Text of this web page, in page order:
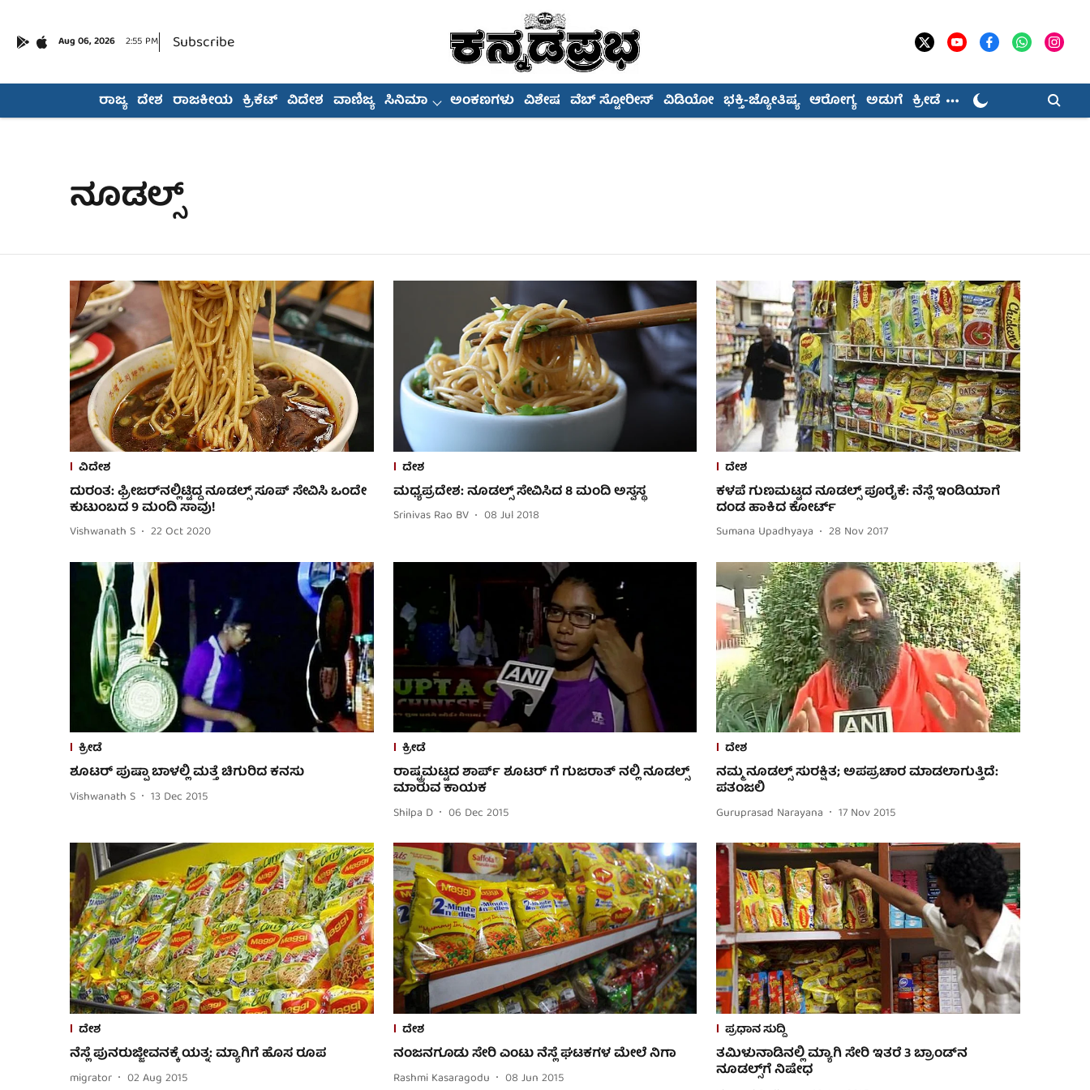
Aug 06, 2026 2:55 PM Subscribe
ರಾಜ್ಯ ದೇಶ ರಾಜಕೀಯ ಕ್ರಿಕೆಟ್ ವಿದೇಶ ವಾಣಿಜ್ಯ ಸಿನಿಮಾ ಅಂಕಣಗಳು ವಿಶೇಷ ವೆಬ್ ಸ್ಟೋರೀಸ್ ವಿಡಿಯೋ ಭಕ್ತಿ-ಜ್ಯೋತಿಷ್ಯ ಆರೋಗ್ಯ ಅಡುಗೆ ಕ್ರೀಡೆ
ನೂಡಲ್ಸ್
ವಿದೇಶ
ದುರಂತ: ಫ್ರೀಜರ್‌ನಲ್ಲಿಟ್ಟಿದ್ದ ನೂಡಲ್ಸ್ ಸೂಪ್ ಸೇವಿಸಿ ಒಂದೇ
ಕುಟುಂಬದ 9 ಮಂದಿ ಸಾವು!
Vishwanath S 22 Oct 2020
ದೇಶ
ಮಧ್ಯಪ್ರದೇಶ: ನೂಡಲ್ಸ್ ಸೇವಿಸಿದ 8 ಮಂದಿ ಅಸ್ವಸ್ಥ
Srinivas Rao BV 08 Jul 2018
ದೇಶ
ಕಳಪೆ ಗುಣಮಟ್ಟದ ನೂಡಲ್ಸ್ ಪೂರೈಕೆ: ನೆಸ್ಲೆ ಇಂಡಿಯಾಗೆ
ದಂಡ ಹಾಕಿದ ಕೋರ್ಟ್
Sumana Upadhyaya 28 Nov 2017
ಕ್ರೀಡೆ
ಶೂಟರ್ ಪುಷ್ಪಾ ಬಾಳಲ್ಲಿ ಮತ್ತೆ ಚಿಗುರಿದ ಕನಸು
Vishwanath S 13 Dec 2015
ಕ್ರೀಡೆ
ರಾಷ್ಟ್ರಮಟ್ಟದ ಶಾರ್ಪ್ ಶೂಟರ್ ಗೆ ಗುಜರಾತ್ ನಲ್ಲಿ ನೂಡಲ್ಸ್
ಮಾರುವ ಕಾಯಕ
Shilpa D 06 Dec 2015
ದೇಶ
ನಮ್ಮ ನೂಡಲ್ಸ್ ಸುರಕ್ಷಿತ; ಅಪಪ್ರಚಾರ ಮಾಡಲಾಗುತ್ತಿದೆ:
ಪತಂಜಲಿ
Guruprasad Narayana 17 Nov 2015
ದೇಶ
ನೆಸ್ಲೆ ಪುನರುಜ್ಜೀವನಕ್ಕೆ ಯತ್ನ: ಮ್ಯಾಗಿಗೆ ಹೊಸ ರೂಪ
migrator 02 Aug 2015
ದೇಶ
ನಂಜನಗೂಡು ಸೇರಿ ಎಂಟು ನೆಸ್ಲೆ ಘಟಕಗಳ ಮೇಲೆ ನಿಗಾ
Rashmi Kasaragodu 08 Jun 2015
ಪ್ರಧಾನ ಸುದ್ದಿ
ತಮಿಳುನಾಡಿನಲ್ಲಿ ಮ್ಯಾಗಿ ಸೇರಿ ಇತರೆ 3 ಬ್ರಾಂಡ್‌ನ
ನೂಡಲ್ಸ್‌ಗೆ ನಿಷೇಧ